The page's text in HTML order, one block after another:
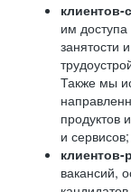
клиентов-
им
занятости
Также мы
продуктов
и сервисов;
клиентов-
вакансий,